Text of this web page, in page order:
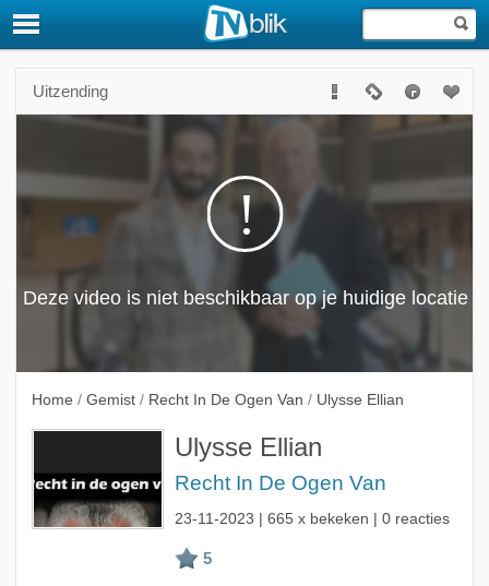
Uitzending
Home / Gemist / Recht In De Ogen Van / Ulysse Ellian
Ulysse Ellian
Recht In De Ogen Van
23-11-2023 | 665 x bekeken | 0 reacties